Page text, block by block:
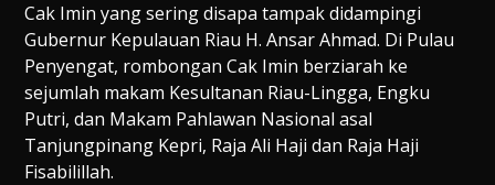
Cak Imin yang sering disapa tampak didampingi
Gubernur Kepulauan Riau H. Ansar Ahmad. Di Pulau
Penyengat, rombongan Cak Imin berziarah ke
sejumlah makam Kesultanan Riau-Lingga, Engku
Putri, dan Makam Pahlawan Nasional asal
Tanjungpinang Kepri, Raja Ali Haji dan Raja Haji
Fisabilillah.